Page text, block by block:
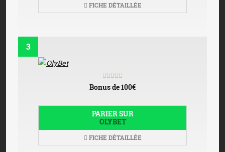
FICHE DÉTAILLÉE
3
Bonus de 100€
PARIER SUR
OLYBET
FICHE DÉTAILLÉE